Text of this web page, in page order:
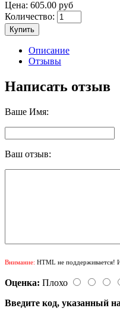
Цена: 605.00 руб
Количество:
Купить
Описание
Отзывы
Написать отзыв
Ваше Имя:
Ваш отзыв:
Внимание: HTML не поддерживается!
Оценка: Плохо
Введите код, указанный